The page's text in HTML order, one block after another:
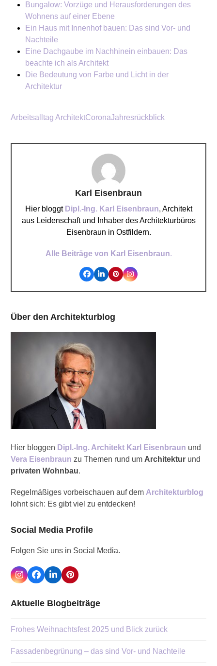
Bungalow: Vorzüge und Herausforderungen des
Wohnens auf einer Ebene
Ein Haus mit Innenhof bauen: Das sind Vor- und
Nachteile
Eine Dachgaube im Nachhinein einbauen: Das
beachte ich als Architekt
Die Bedeutung von Farbe und Licht in der
Architektur
Arbeitsalltag ArchitektCoronaJahresrückblick
Karl Eisenbraun
Hier bloggt Dipl.-Ing. Karl Eisenbraun, Architekt
aus Leidenschaft und Inhaber des Architekturbüros
Eisenbraun in Ostfildern.
Alle Beiträge von Karl Eisenbraun.
Facebook
LinkedInPinterestInstagram
Über den Architekturblog
Hier bloggen Dipl.-Ing. Architekt Karl Eisenbraun und
Vera Eisenbraun zu Themen rund um Architektur und
privaten Wohnbau.
Regelmäßiges vorbeischauen auf dem Architekturblog
lohnt sich: Es gibt viel zu entdecken!
Social Media Profile
Folgen Sie uns in Social Media.
Instagram
Facebook
LinkedInPinterest
Aktuelle Blogbeiträge
Frohes Weihnachtsfest 2025 und Blick zurück
Fassadenbegrünung – das sind Vor- und Nachteile